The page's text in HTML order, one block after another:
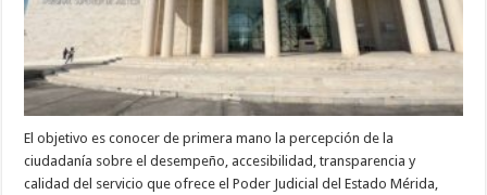
El objetivo es conocer de primera mano la percepción de la
ciudadanía sobre el desempeño, accesibilidad, transparencia y
calidad del servicio que ofrece el Poder Judicial del Estado Mérida,